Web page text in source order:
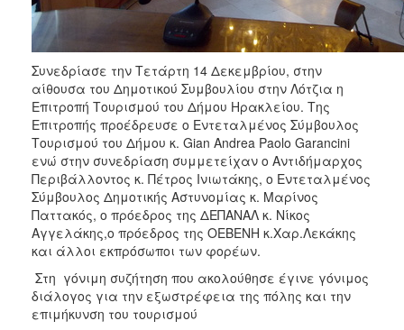
ΗΡΑΚΛΕΙΟ
Συνεδρίασε την Τετάρτη 14 Δεκεμβρίου, στην
αίθουσα του Δημοτικού Συμβουλίου στην Λότζια η
Επιτροπή Τουρισμού του Δήμου Ηρακλείου. Της
Επιτροπής προέδρευσε ο Εντεταλμένος Σύμβουλος
Τουρισμού του Δήμου κ. Gian Andrea Paolo Garancini
ενώ στην συνεδρίαση συμμετείχαν ο Αντιδήμαρχος
Περιβάλλοντος κ. Πέτρος Ινιωτάκης, ο Εντεταλμένος
Σύμβουλος Δημοτικής Αστυνομίας κ. Μαρίνος
Παττακός, ο πρόεδρος της ΔΕΠΑΝΑΛ κ. Νίκος
Αγγελάκης,ο πρόεδρος της ΟΕΒΕΝΗ κ.Χαρ.Λεκάκης
και άλλοι εκπρόσωποι των φορέων.
Στη γόνιμη συζήτηση που ακολούθησε έγινε γόνιμος
διάλογος για την εξωστρέφεια της πόλης και την
επιμήκυνση του τουρισμού